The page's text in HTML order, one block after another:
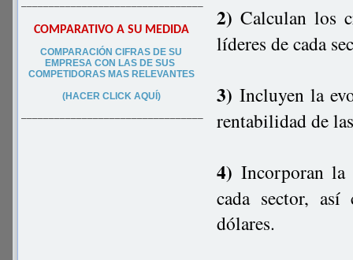
–––––––––––––––––––––––––––––––––
COMPARATIVO A SU MEDIDA
COMPARACIÓN CIFRAS DE SU
EMPRESA CON LAS DE SUS
COMPETIDORAS MAS RELEVANTES
(HACER CLICK AQUÍ)
–––––––––––––––––––––––––––––––––
2) Calculan los
líderes de cada
3) Incluyen la
rentabilidad de
4) Incorporan la
cada sector,
dólares.